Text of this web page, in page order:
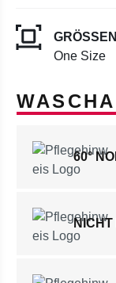
One Size
60°